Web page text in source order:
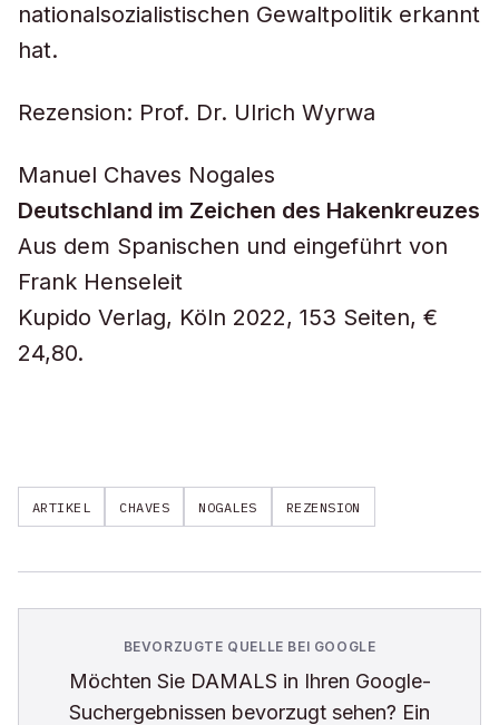
nationalsozialistischen Gewaltpolitik erkannt
hat.
Rezension: Prof. Dr. Ulrich Wyrwa
Manuel Chaves Nogales
Deutschland im Zeichen des Hakenkreuzes
Aus dem Spanischen und eingeführt von
Frank Henseleit
Kupido Verlag, Köln 2022, 153 Seiten, €
24,80.
ARTIKEL CHAVES NOGALES REZENSION
BEVORZUGTE QUELLE BEI GOOGLE
Möchten Sie DAMALS in Ihren Google-
Suchergebnissen bevorzugt sehen? Ein